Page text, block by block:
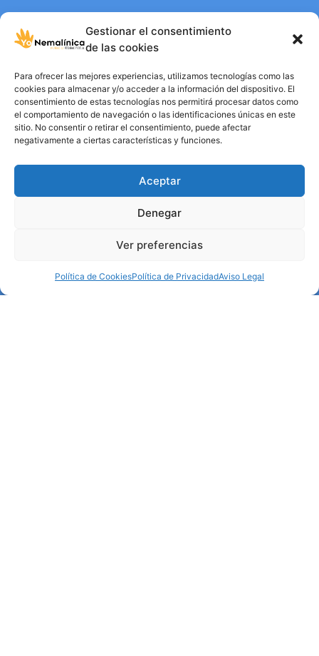
Gestionar el consentimiento
de las cookies
Para ofrecer las mejores experiencias, utilizamos tecnologías como las
cookies para almacenar y/o acceder a la información del dispositivo. El
consentimiento de estas tecnologías nos permitirá procesar datos como
el comportamiento de navegación o las identificaciones únicas en este
sitio. No consentir o retirar el consentimiento, puede afectar
negativamente a ciertas características y funciones.
Aceptar
Denegar
Ver preferencias
Política de CookiesPolítica de PrivacidadAviso Legal